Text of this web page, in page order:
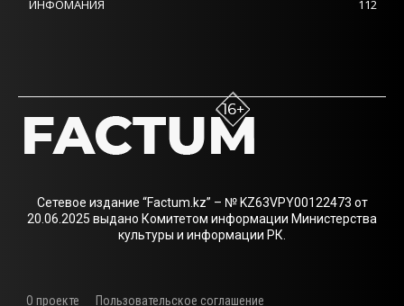
ИНФОМАНИЯ
112
Сетевое издание “Factum.kz” – № KZ63VPY00122473 от
20.06.2025 выдано Комитетом информации Министерства
культуры и информации РК.
О проекте Пользовательское соглашение